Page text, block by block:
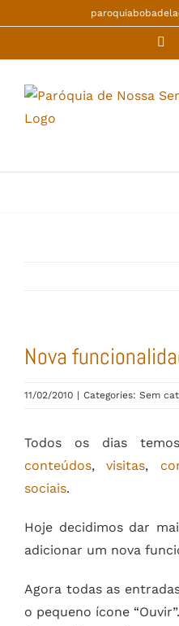
content
Nova
11/02/2010 | Categories: Sem
Todos os dias
conteúdos,visitas,
sociais.
Hoje decidimos dar
adicionar um nova
Agora todas as
o pequeno ícone “Ouvir”.